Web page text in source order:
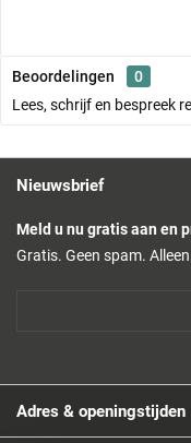
Elektrische
Interface: Ethernet
Voedingsspanning: 9 tot
Stroomverbruik: ongeveer
Mechanische
Afmetingen: ongeveer 65
Gewicht: ongeveer 265 g
Vals alarm: zeer laag
Beoordelingen
0
Lees, schrijf en bespreek
Nieuwsbrief
Meld u nu gratis aan en
Gratis. Geen spam.
Adres & openingstijden